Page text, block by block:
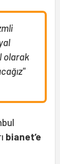
olarak
bianet’e